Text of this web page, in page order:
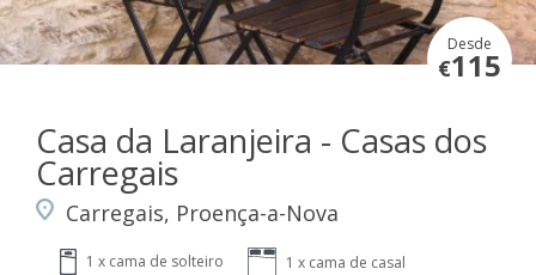
Desde
€115
Casa da Laranjeira - Casas dos
Carregais
Carregais, Proença-a-Nova
1 x cama de solteiro 1 x cama de casal